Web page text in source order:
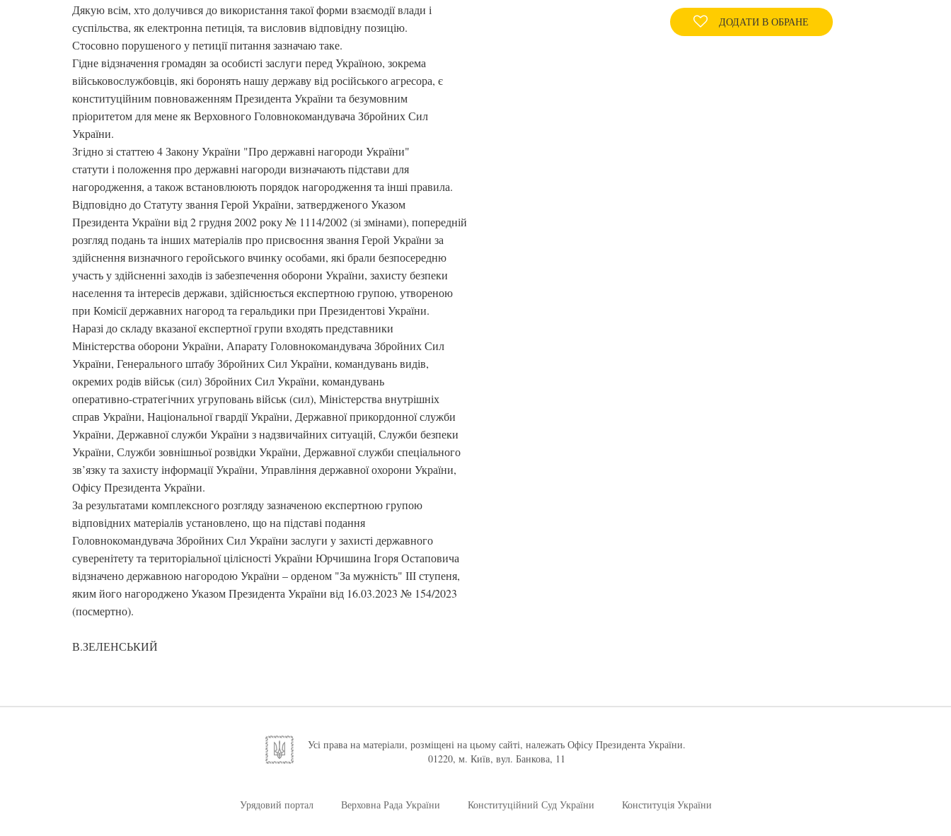
Дякую всім, хто долучився до використання такої форми взаємодії влади і
суспільства, як електронна петиція, та висловив відповідну позицію.
Стосовно порушеного у петиції питання зазначаю таке.
Гідне відзначення громадян за особисті заслуги перед Україною, зокрема
військовослужбовців, які боронять нашу державу від російського агресора, є
конституційним повноваженням Президента України та безумовним
пріоритетом для мене як Верховного Головнокомандувача Збройних Сил
України.
Згідно зі статтею 4 Закону України "Про державні нагороди України"
статути і положення про державні нагороди визначають підстави для
нагородження, а також встановлюють порядок нагородження та інші правила.
Відповідно до Статуту звання Герой України, затвердженого Указом
Президента України від 2 грудня 2002 року № 1114/2002 (зі змінами), попередній
розгляд подань та інших матеріалів про присвоєння звання Герой України за
здійснення визначного геройського вчинку особами, які брали безпосередню
участь у здійсненні заходів із забезпечення оборони України, захисту безпеки
населення та інтересів держави, здійснюється експертною групою, утвореною
при Комісії державних нагород та геральдики при Президентові України.
Наразі до складу вказаної експертної групи входять представники
Міністерства оборони України, Апарату Головнокомандувача Збройних Сил
України, Генерального штабу Збройних Сил України, командувань видів,
окремих родів військ (сил) Збройних Сил України, командувань
оперативно-стратегічних угруповань військ (сил), Міністерства внутрішніх
справ України, Національної гвардії України, Державної прикордонної служби
України, Державної служби України з надзвичайних ситуацій, Служби безпеки
України, Служби зовнішньої розвідки України, Державної служби спеціального
зв’язку та захисту інформації України, Управління державної охорони України,
Офісу Президента України.
За результатами комплексного розгляду зазначеною експертною групою
відповідних матеріалів установлено, що на підставі подання
Головнокомандувача Збройних Сил України заслуги у захисті державного
суверенітету та територіальної цілісності України Юрчишина Ігоря Остаповича
відзначено державною нагородою України – орденом "За мужність" ІІІ ступеня,
яким його нагороджено Указом Президента України від 16.03.2023 № 154/2023
(посмертно).
В.ЗЕЛЕНСЬКИЙ
ДОДАТИ В ОБРАНЕ
Усі права на матеріали, розміщені на цьому сайті, належать Офісу Президента України.
01220, м. Київ, вул. Банкова, 11
Урядовий портал Верховна Рада України Конституційний Суд України Конституція України